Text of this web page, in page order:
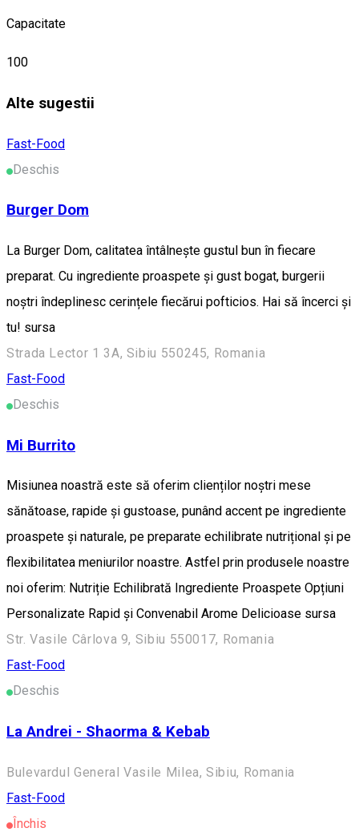
Capacitate
100
Alte sugestii
Fast-Food
Deschis
Burger Dom
La Burger Dom, calitatea întâlnește gustul bun în fiecare
preparat. Cu ingrediente proaspete și gust bogat, burgerii
noștri îndeplinesc cerințele fiecărui pofticios. Hai să încerci și
tu! sursa
Strada Lector 1 3A, Sibiu 550245, Romania
Fast-Food
Deschis
Mi Burrito
Misiunea noastră este să oferim clienților noștri mese
sănătoase, rapide și gustoase, punând accent pe ingrediente
proaspete și naturale, pe preparate echilibrate nutrițional și pe
flexibilitatea meniurilor noastre. Astfel prin produsele noastre
noi oferim: Nutriție Echilibrată Ingrediente Proaspete Opțiuni
Personalizate Rapid și Convenabil Arome Delicioase sursa
Str. Vasile Cârlova 9, Sibiu 550017, Romania
Fast-Food
Deschis
La Andrei - Shaorma & Kebab
Bulevardul General Vasile Milea, Sibiu, Romania
Fast-Food
Închis